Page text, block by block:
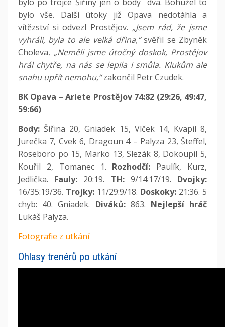
bylo vše. Další útoky již Opava nedotáhla a
vítězství si odvezl Prostějov. „Jsem rád, že jsme
vyhráli, byla to ale velká dřina,“svěřil se Zbyněk
Choleva. „Neměli jsme útočný doskok, Prostějov
hrál chytře, na nás se lepila i smůla. Klukům ale
snahu upřít nemohu,“zakončil Petr Czudek.
BK Opava – Ariete Prostějov 74:82 (29:26, 49:47,
59:66)
Body:Šiřina 20, Gniadek 15, Vlček 14, Kvapil 8,
Jurečka 7, Cvek 6, Dragoun 4 – Palyza 23, Šteffel,
Roseboro po 15, Marko 13, Slezák 8, Dokoupil 5,
Kouřil 2, Tomanec 1. Rozhodčí: Paulík, Kurz,
Jedlička. Fauly: 20:19. TH:9/14:17/19. Dvojky:
16/35:19/36. Trojky: 11/29:9/18. Doskoky: 21:36. 5
chyb: 40. Gniadek. Diváků:863. Nejlepší hráč
Lukáš Palyza.
Fotografie z utkání
Ohlasy trenérů po utkání